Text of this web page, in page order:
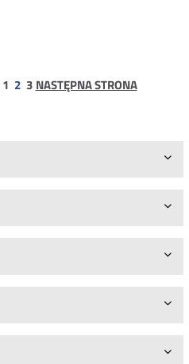
strona
1 2 strona
3 NASTĘPNA STRONA